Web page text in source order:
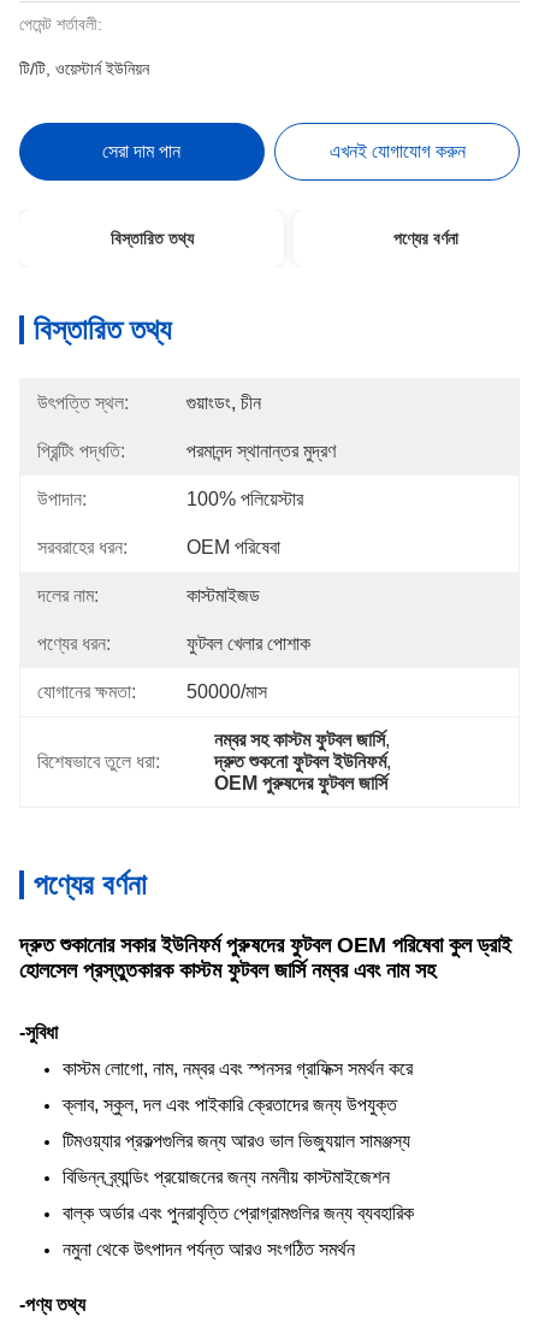
পেমেন্ট শর্তাবলী:
টি/টি, ওয়েস্টার্ন ইউনিয়ন
সেরা দাম পান এখনই যোগাযোগ করুন
বিস্তারিত তথ্য পণ্যের বর্ণনা
বিস্তারিত তথ্য
উৎপত্তি স্থল: গুয়াংডং, চীন
প্রিন্টিং পদ্ধতি: পরমানন্দ স্থানান্তর মুদ্রণ
উপাদান: 100% পলিয়েস্টার
সরবরাহের ধরন: OEM পরিষেবা
দলের নাম: কাস্টমাইজড
পণ্যের ধরন: ফুটবল খেলার পোশাক
যোগানের ক্ষমতা: 50000/মাস
বিশেষভাবে তুলে ধরা:
নম্বর সহ কাস্টম ফুটবল জার্সি,
দ্রুত শুকনো ফুটবল ইউনিফর্ম,
OEM পুরুষদের ফুটবল জার্সি
পণ্যের বর্ণনা
দ্রুত শুকানোর সকার ইউনিফর্ম পুরুষদের ফুটবল OEM পরিষেবা কুল ড্রাই
হোলসেল প্রস্তুতকারক কাস্টম ফুটবল জার্সি নম্বর এবং নাম সহ
-সুবিধা
কাস্টম লোগো, নাম, নম্বর এবং স্পনসর গ্রাফিক্স সমর্থন করে
ক্লাব, স্কুল, দল এবং পাইকারি ক্রেতাদের জন্য উপযুক্ত
টিমওয়্যার প্রকল্পগুলির জন্য আরও ভাল ভিজ্যুয়াল সামঞ্জস্য
বিভিন্ন ব্র্যান্ডিং প্রয়োজনের জন্য নমনীয় কাস্টমাইজেশন
বাল্ক অর্ডার এবং পুনরাবৃত্তি প্রোগ্রামগুলির জন্য ব্যবহারিক
নমুনা থেকে উৎপাদন পর্যন্ত আরও সংগঠিত সমর্থন
-পণ্য তথ্য